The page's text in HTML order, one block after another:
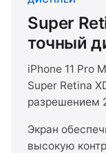
Super
точный
iPhone 11 Pro
Super Retina
разрешением
Экран
высокую